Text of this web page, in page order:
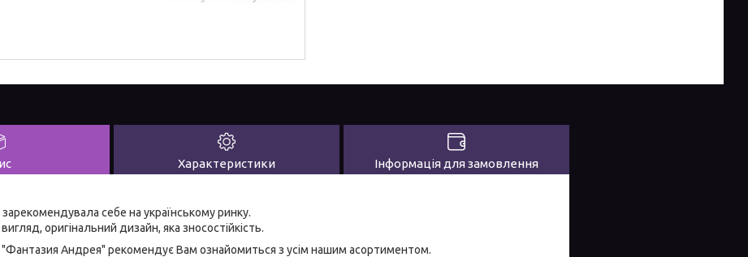
Характеристики Інформація для замовлення
себе на українському ринку.
оригінальний дизайн, яка зносостійкість.
"Фантазия Андрея" рекомендує Вам ознайомиться з усім нашим асортиментом.